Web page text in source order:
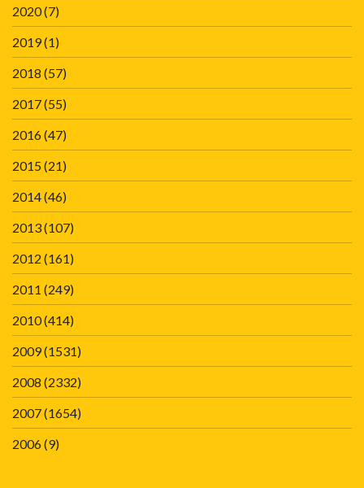
2020(7)
2019(1)
2018 (57)
2017(55)
2016(47)
2015(21)
2014(46)
2013(107)
2012 (161)
2011 (249)
2010(414)
2009(1531)
2008 (2332)
2007(1654)
2006(9)